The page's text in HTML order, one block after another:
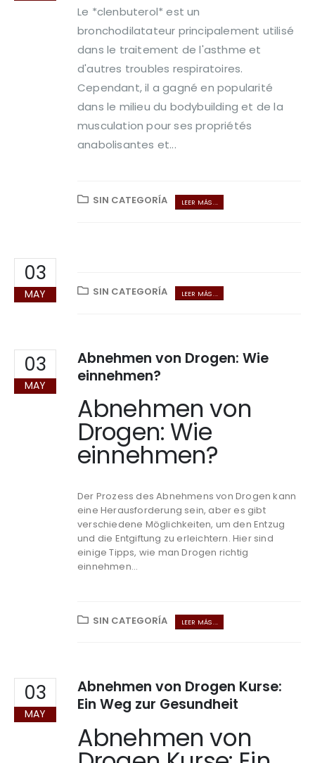
Le *clenbuterol* est un
bronchodilatateur principalement utilisé
dans le traitement de l'asthme et
d'autres troubles respiratoires.
Cependant, il a gagné en popularité
dans le milieu du bodybuilding et de la
musculation pour ses propriétés
anabolisantes et...
SIN CATEGORÍA LEER MÁS ...
03
MAY SIN CATEGORÍA LEER MÁS ...
03
MAY
Abnehmen von Drogen: Wie
einnehmen?
Abnehmen von
Drogen: Wie
einnehmen?
Der Prozess des Abnehmens von Drogen kann
eine Herausforderung sein, aber es gibt
verschiedene Möglichkeiten, um den Entzug
und die Entgiftung zu erleichtern. Hier sind
einige Tipps, wie man Drogen richtig
einnehmen...
SIN CATEGORÍA LEER MÁS ...
03
MAY
Abnehmen von Drogen Kurse:
Ein Weg zur Gesundheit
Abnehmen von